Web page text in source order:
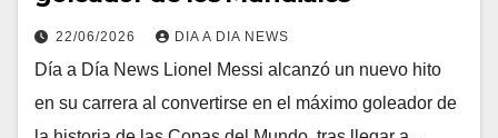
22/06/2026 DIA A DIA NEWS
Día a Día News Lionel Messi alcanzó un nuevo hito
en su carrera al convertirse en el máximo goleador de